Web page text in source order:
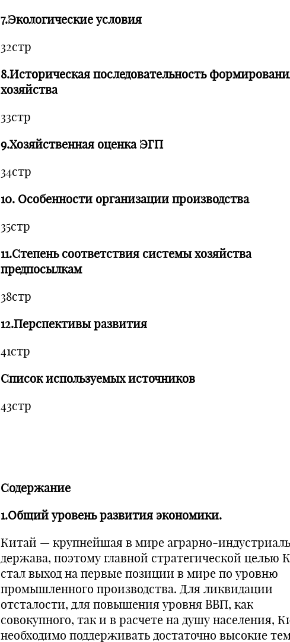
7.Экологические условия
32стр
8.Историческая последовательность
хозяйства
33стр
9.Хозяйственная оценка ЭГП
34стр
10. Особенности организации производства
35стр
11.Степень соответствия системы хозяйства
предпосылкам
38стр
12.Перспективы развития
41стр
Список используемых источников
43стр
Содержание
1.Общий уровень развития экономики.
Китай — крупнейшая в мире аграрно-
держава, поэтому главной стратегической целью
стал выход на первые позиции в мире по уровню
промышленного производства. Для ликвидации
отсталости, для повышения уровня ВВП, как
совокупного, так и в расчете на душу населения,
необходимо поддерживать достаточно высокие